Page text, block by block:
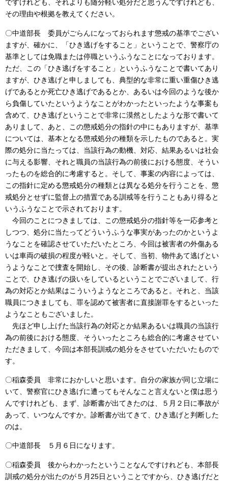
ですけれども、それよりも随分軽い処分だと思うんですけれども、
その理由や根拠を教えてください。
〇中道部長 委員がごらんになっておられます懲戒の基準でござい
ますが、確かに、「ひき逃げをすること」ということで、警察庁の
基準としては免職または停職というふうなことになっております。
ただ、この「ひき逃げをすること」というふうなことで書いてあり
ますが、ひき逃げと申しましても、典型的な非常に重い重傷ひき逃
げであるとか死亡ひき逃げであるとか、あるいは今回のような後か
ら負傷していたというようなことがわかったといったような事案も
含めて、ひき逃げということで非常に漠然としたような形で書いて
ありまして、あと、この懲戒処分の指針の中にもありますが、基準
については、基本となる懲戒処分の種類を示したものであると。実
際の処分に当たっては、当該行為の動機、対応、結果あるいは社会
に与える影響、それと職員の当該行為の前後における態度、そうい
ったものを総合的に考慮すると。そして、事案の内容によっては、
この指針に定める懲戒処分の種類とは異なる処分を行うことを、懲
戒処分とせずに監督上の措置である訓戒等を行うこともあり得ると
いうふうなことで示されております。
今回のことにつきましては、この懲戒処分の指針等を一応参考と
しつつ、処分に当たってどういうふうな事実があったのかというよ
うなことを確認させていただいたところ、今回は被害者の外傷ある
いは車両の破損の程度が軽いと。そして、当初、物件あて逃げとい
うようなことで捜査を開始し、その後、診断書が提出されたという
ことで、ひき逃げの扱いをしているということでございまして、行
為の対応とか結果はこういうようなところであると。それと、当該
職員につきましても、罪を認めて被害者に直接謝罪をするといった
ようなこともございました。
先ほど申し上げた当該行為の対応とか結果あるいは職員の当該行
為の前後における態度、そういったところも総合的に考慮させてい
ただきまして、今回は本部長訓戒の処分をさせていただいたもので
す。
〇稲森委員 非常におかしいと思います。自分の家族が同じ立場に
いて、警察官にひき逃げに遭ってもそんなこと言えないと僕は思う
んですけれども、まず、診断書が出てきたのは、５月２日に事故が
あって、いつなんですか。診断書が出てきて、ひき逃げと判断した
のは。
〇中道部長 ５月６日になります。
〇稲森委員 後からわかったということなんですけれども、本部長
訓戒の処分が出たのが５月25日ということですから、ひき逃げだと